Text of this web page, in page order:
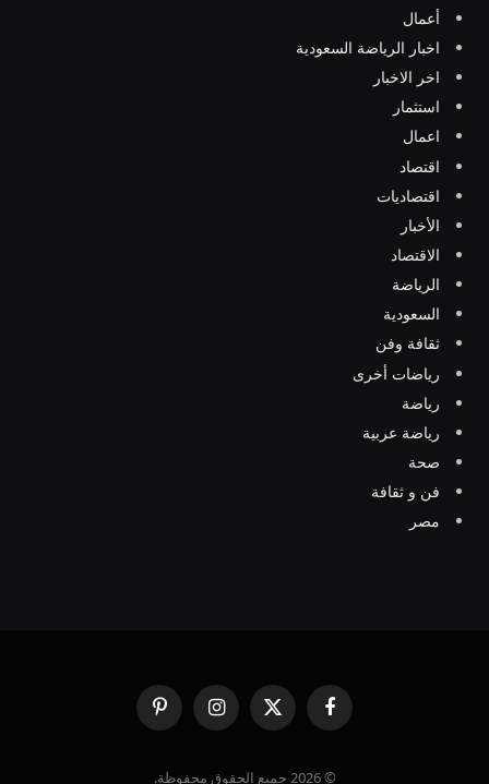
أعمال
اخبار الرياضة السعودية
اخر الاخبار
استثمار
اعمال
اقتصاد
اقتصاديات
الأخبار
الاقتصاد
الرياضة
السعودية
ثقافة وفن
رياضات أخرى
رياضة
رياضة عربية
صحة
فن و ثقافة
مصر
فيسبوك
X
(Twitter)
الانستغرامبينتيريست
© 2026 جميع الحقوق محفوظة.